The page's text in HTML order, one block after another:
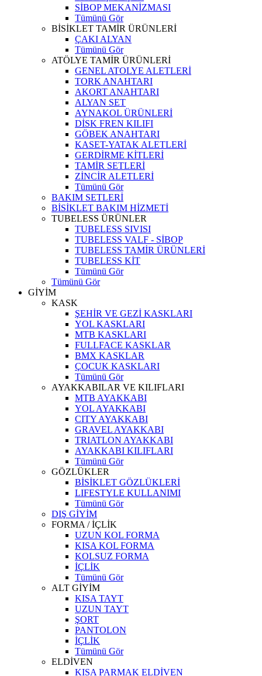
SİBOP MEKANİZMASI
Tümünü Gör
BİSİKLET TAMİR ÜRÜNLERİ
ÇAKI ALYAN
Tümünü Gör
ATÖLYE TAMİR ÜRÜNLERİ
GENEL ATOLYE ALETLERİ
TORK ANAHTARI
AKORT ANAHTARI
ALYAN SET
AYNAKOL ÜRÜNLERİ
DİSK FREN KILIFI
GÖBEK ANAHTARI
KASET-YATAK ALETLERİ
GERDİRME KİTLERİ
TAMİR SETLERİ
ZİNCİR ALETLERİ
Tümünü Gör
BAKIM SETLERİ
BİSİKLET BAKIM HİZMETİ
TUBELESS ÜRÜNLER
TUBELESS SIVISI
TUBELESS VALF - SİBOP
TUBELESS TAMİR ÜRÜNLERİ
TUBELESS KİT
Tümünü Gör
Tümünü Gör
GİYİM
KASK
ŞEHİR VE GEZİ KASKLARI
YOL KASKLARI
MTB KASKLARI
FULLFACE KASKLAR
BMX KASKLAR
ÇOCUK KASKLARI
Tümünü Gör
AYAKKABILAR VE KILIFLARI
MTB AYAKKABI
YOL AYAKKABI
CITY AYAKKABI
GRAVEL AYAKKABI
TRIATLON AYAKKABI
AYAKKABI KILIFLARI
Tümünü Gör
GÖZLÜKLER
BİSİKLET GÖZLÜKLERİ
LIFESTYLE KULLANIMI
Tümünü Gör
DIŞ GİYİM
FORMA / İÇLİK
UZUN KOL FORMA
KISA KOL FORMA
KOLSUZ FORMA
İÇLİK
Tümünü Gör
ALT GİYİM
KISA TAYT
UZUN TAYT
ŞORT
PANTOLON
İÇLİK
Tümünü Gör
ELDİVEN
KISA PARMAK ELDİVEN